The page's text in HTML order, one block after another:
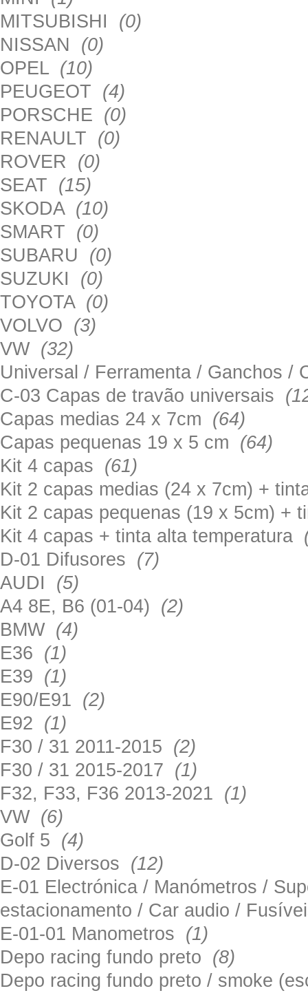
MITSUBISHI (0)
NISSAN (0)
OPEL (10)
PEUGEOT (4)
PORSCHE (0)
RENAULT (0)
ROVER (0)
SEAT (15)
SKODA (10)
SMART (0)
SUBARU (0)
SUZUKI (0)
TOYOTA (0)
VOLVO (3)
VW (32)
Universal / Ferramenta / Ganchos
C-03 Capas de travão universais
Capas medias 24 x 7cm (64)
Capas pequenas 19 x 5 cm (64)
Kit 4 capas (61)
Kit 2 capas medias (24 x 7cm) +
Kit 2 capas pequenas (19 x 5cm) +
Kit 4 capas + tinta alta temperatura
D-01 Difusores (7)
AUDI (5)
A4 8E, B6 (01-04) (2)
BMW (4)
E36 (1)
E39 (1)
E90/E91 (2)
E92 (1)
F30 / 31 2011-2015 (2)
F30 / 31 2015-2017 (1)
F32, F33, F36 2013-2021 (1)
VW (6)
Golf 5 (4)
D-02 Diversos (12)
E-01 Electrónica / Manómetros /
estacionamento / Car audio /
E-01-01 Manometros (1)
Depo racing fundo preto (8)
Depo racing fundo preto / smoke